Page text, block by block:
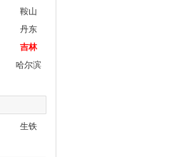
鞍山
丹东
吉林
哈尔滨
生铁